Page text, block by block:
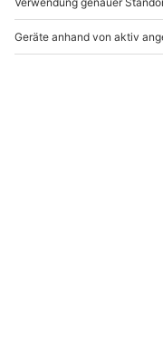
Pony Spaziergang
Kuhlen-Wendorf